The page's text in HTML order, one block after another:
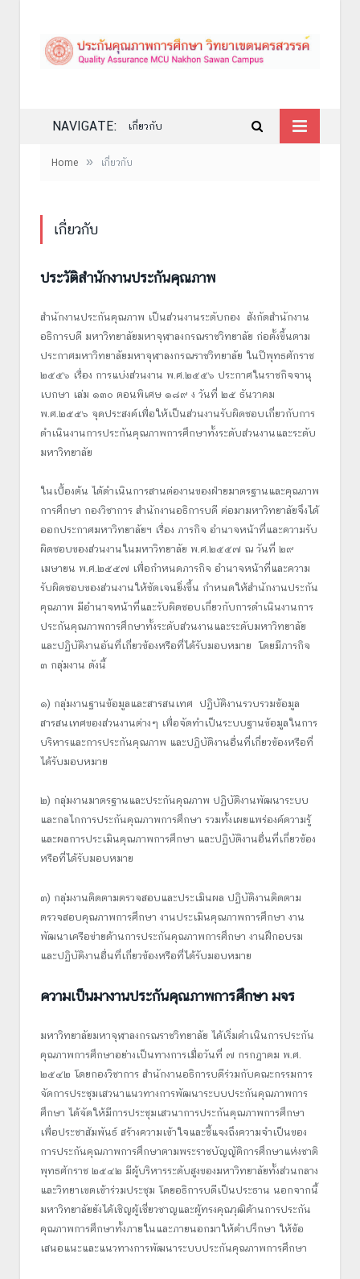
NAVIGATE: เกี่ยวกับ
Home » เกี่ยวกับ
เกี่ยวกับ
ประวัติสำนักงานประกันคุณภาพ
สำนักงานประกันคุณภาพ เป็นส่วนงานระดับกอง สังกัดสำนักงาน
อธิการบดี มหาวิทยาลัยมหาจุฬาลงกรณราชวิทยาลัย ก่อตั้งขึ้นตาม
ประกาศมหาวิทยาลัยมหาจุฬาลงกรณราชวิทยาลัย ในปีพุทธศักราช
๒๕๕๖ เรื่อง การแบ่งส่วนงาน พ.ศ.๒๕๕๖ ประกาศในราชกิจจานุ
เบกษา เล่ม ๑๓๐ ตอนพิเศษ ๑๘๙ ง วันที่ ๒๕ ธันวาคม
พ.ศ.๒๕๕๖ จุดประสงค์เพื่อให้เป็นส่วนงานรับผิดชอบเกี่ยวกับการ
ดำเนินงานการประกันคุณภาพการศึกษาทั้งระดับส่วนงานและระดับ
มหาวิทยาลัย
ในเบื้องต้น ได้ดำเนินการสานต่องานของฝ่ายมาตรฐานและคุณภาพ
การศึกษา กองวิชาการ สำนักงานอธิการบดี ต่อมามหาวิทยาลัยจึงได้
ออกประกาศมหาวิทยาลัยฯ เรื่อง ภารกิจ อำนาจหน้าที่และความรับ
ผิดชอบของส่วนงานในมหาวิทยาลัย พ.ศ.๒๕๕๗ ณ วันที่ ๒๙
เมษายน พ.ศ.๒๕๕๗ เพื่อกำหนดภารกิจ อำนาจหน้าที่และความ
รับผิดชอบของส่วนงานให้ชัดเจนยิ่งขึ้น กำหนดให้สำนักงานประกัน
คุณภาพ มีอำนาจหน้าที่และรับผิดชอบเกี่ยวกับการดำเนินงานการ
ประกันคุณภาพการศึกษาทั้งระดับส่วนงานและระดับมหาวิทยาลัย
และปฏิบัติงานอันที่เกี่ยวข้องหรือที่ได้รับมอบหมาย โดยมีภารกิจ
๓ กลุ่มงาน ดังนี้
๑) กลุ่มงานฐานข้อมูลและสารสนเทศ ปฏิบัติงานรวบรวมข้อมูล
สารสนเทศของส่วนงานต่างๆ เพื่อจัดทำเป็นระบบฐานข้อมูลในการ
บริหารและการประกันคุณภาพ และปฏิบัติงานอื่นที่เกี่ยวข้องหรือที่
ได้รับมอบหมาย
๒) กลุ่มงานมาตรฐานและประกันคุณภาพ ปฏิบัติงานพัฒนาระบบ
และกลไกการประกันคุณภาพการศึกษา รวมทั้งเผยแพร่องค์ความรู้
และผลการประเมินคุณภาพการศึกษา และปฏิบัติงานอื่นที่เกี่ยวข้อง
หรือที่ได้รับมอบหมาย
๓) กลุ่มงานติดตามตรวจสอบและประเมินผล ปฏิบัติงานติดตาม
ตรวจสอบคุณภาพการศึกษา งานประเมินคุณภาพการศึกษา งาน
พัฒนาเครือข่ายด้านการประกันคุณภาพการศึกษา งานฝึกอบรม
และปฏิบัติงานอื่นที่เกี่ยวข้องหรือที่ได้รับมอบหมาย
ความเป็นมางานประกันคุณภาพการศึกษา มจร
มหาวิทยาลัยมหาจุฬาลงกรณราชวิทยาลัย ได้เริ่มดำเนินการประกัน
คุณภาพการศึกษาอย่างเป็นทางการเมื่อวันที่ ๗ กรกฎาคม พ.ศ.
๒๕๔๒ โดยกองวิชาการ สำนักงานอธิการบดีร่วมกับคณะกรรมการ
จัดการประชุมเสวนาแนวทางการพัฒนาระบบประกันคุณภาพการ
ศึกษา ได้จัดให้มีการประชุมเสวนาการประกันคุณภาพการศึกษา
เพื่อประชาสัมพันธ์ สร้างความเข้าใจและชี้แจงถึงความจำเป็นของ
การประกันคุณภาพการศึกษาตามพระราชบัญญัติการศึกษาแห่งชาติ
พุทธศักราช ๒๕๔๒ มีผู้บริหารระดับสูงของมหาวิทยาลัยทั้งส่วนกลาง
และวิทยาเขตเข้าร่วมประชุม โดยอธิการบดีเป็นประธาน นอกจากนี้
มหาวิทยาลัยยังได้เชิญผู้เชี่ยวชาญและผู้ทรงคุณวุฒิด้านการประกัน
คุณภาพการศึกษาทั้งภายในและภายนอกมาให้คำปรึกษา ให้ข้อ
เสนอแนะและแนวทางการพัฒนาระบบประกันคุณภาพการศึกษา